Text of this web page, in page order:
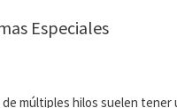
Especiales
múltiples hilos suelen